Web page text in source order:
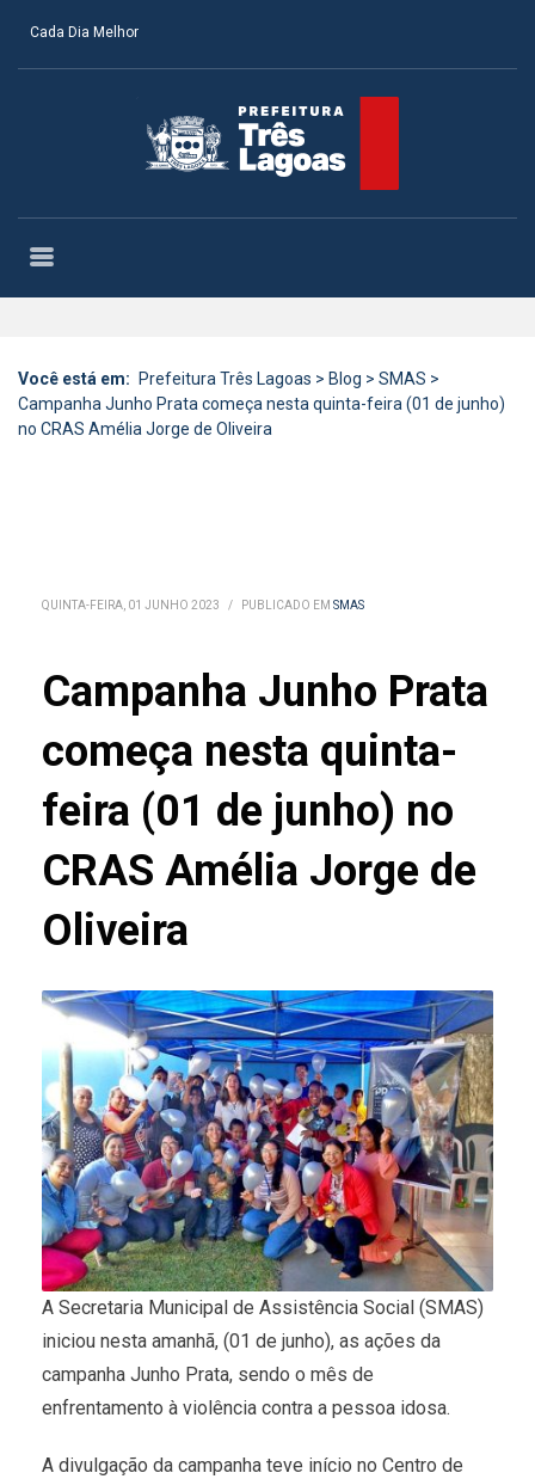
Cada Dia Melhor
Você está em: Prefeitura Três Lagoas > Blog > SMAS >
Campanha Junho Prata começa nesta quinta-feira (01 de junho)
no CRAS Amélia Jorge de Oliveira
QUINTA-FEIRA, 01 JUNHO 2023 / PUBLICADO EM SMAS
Campanha Junho Prata
começa nesta quinta-
feira (01 de junho) no
CRAS Amélia Jorge de
Oliveira
A Secretaria Municipal de Assistência Social (SMAS)
iniciou nesta amanhã, (01 de junho), as ações da
campanha Junho Prata, sendo o mês de
enfrentamento à violência contra a pessoa idosa.
A divulgação da campanha teve início no Centro de